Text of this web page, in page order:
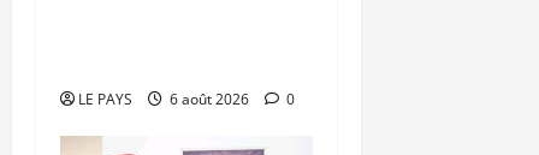
LE PAYS 6 août 2026 0